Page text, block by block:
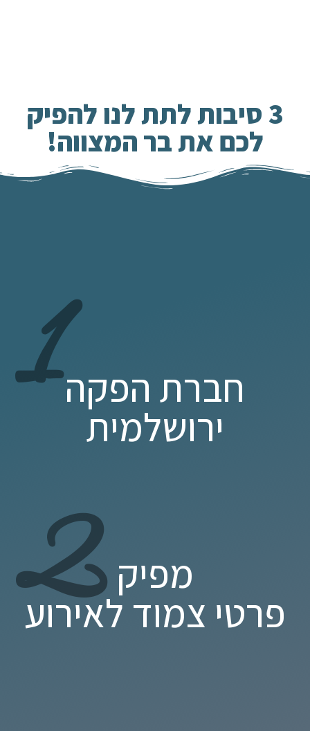
3 סיבות לתת לנו להפיק
לכם את בר המצווה!
1חברת הפקה
ירושלמית
2 מפיק
פרטי צמוד לאירוע